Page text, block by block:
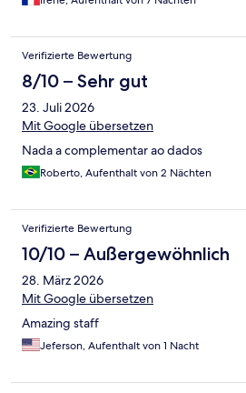
Verifizierte Bewertung
8/10 – Sehr gut
23. Juli 2026
Mit Google übersetzen
Nada a complementar ao dados
Roberto, Aufenthalt von 2 Nächten
Verifizierte Bewertung
10/10 – Außergewöhnlich
28. März 2026
Mit Google übersetzen
Amazing staff
Jeferson, Aufenthalt von 1 Nacht